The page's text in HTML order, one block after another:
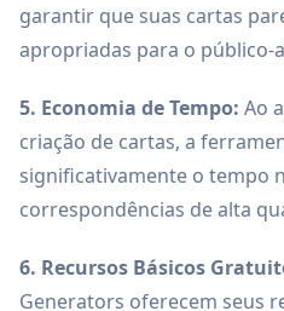
garantir que suas cartas
apropriadas para o público-
5. Economia de Tempo: Ao
criação de cartas, a
significativamente o tempo
correspondências de alta
6. Recursos Básicos
Generators oferecem seus